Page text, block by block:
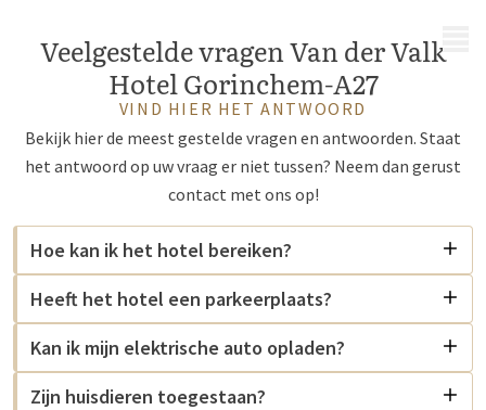
Veelgestelde vragen Van der Valk
Hotel Gorinchem-A27
VIND HIER HET ANTWOORD
Bekijk hier de meest gestelde vragen en antwoorden. Staat
het antwoord op uw vraag er niet tussen? Neem dan gerust
contact met ons op!
Hoe kan ik het hotel bereiken?
Heeft het hotel een parkeerplaats?
Kan ik mijn elektrische auto opladen?
Zijn huisdieren toegestaan?